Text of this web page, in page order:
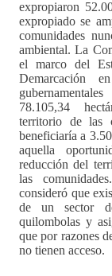
expropiaron
expropiado se
comunidades
ambiental. La
el marco del
Demarcación
78.105,34
territorio de las
beneficiaría a
aquella
reducción del
las
consideró que
de un sector
quilombolas y
que por razones
no tienen acceso.